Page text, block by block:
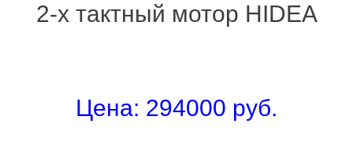
2-х тактный мотор HIDEA
Цена: 294000 руб.